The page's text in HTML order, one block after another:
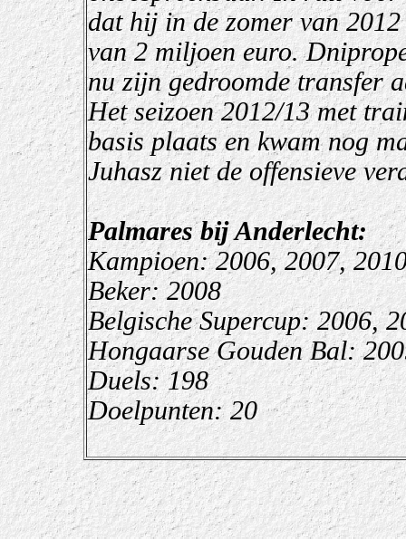
dat hij in de zomer van
van 2 miljoen euro.
nu zijn gedroomde transfer
Het seizoen 2012/13 met
basis plaats en kwam nog
Juhasz niet de offensieve
Palmares bij Anderlecht:
Kampioen: 2006, 2007,
Beker: 2008
Belgische Supercup: 2006,
Hongaarse Gouden Bal:
Duels: 198
Doelpunten: 20